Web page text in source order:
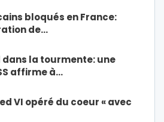
bloqués en France:
de…
la tourmente: une
affirme à…
VI opéré du coeur « avec